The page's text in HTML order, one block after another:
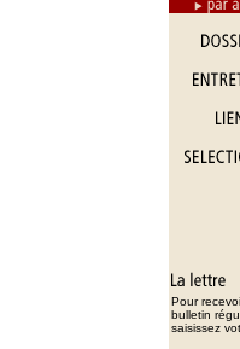
Pour
bulletin
saisissez